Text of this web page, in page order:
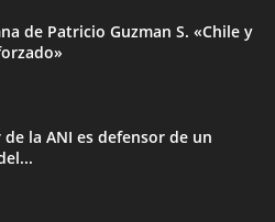
de Patricio Guzman S. «Chile y
la ANI es defensor de un